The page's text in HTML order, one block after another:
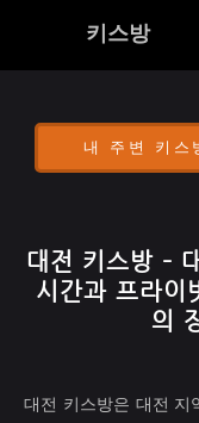
키스방
내 주변 키스
대전 키스방 –
시간과 프라이
의
대전 키스방은 대전 지